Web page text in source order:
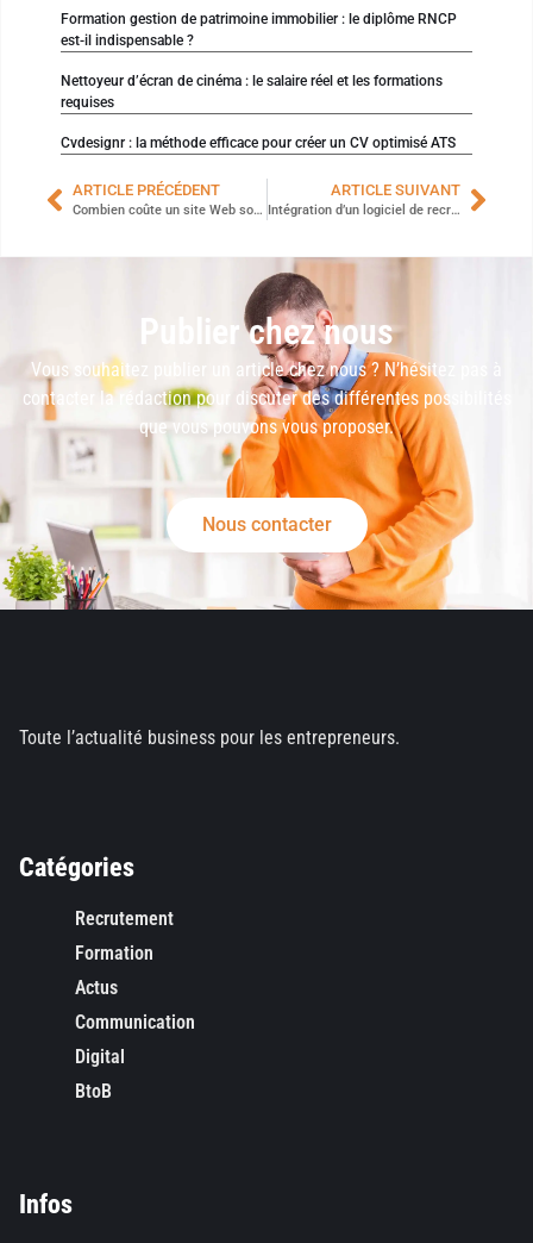
Formation gestion de patrimoine immobilier : le diplôme RNCP
est-il indispensable ?
Nettoyeur d’écran de cinéma : le salaire réel et les formations
requises
Cvdesignr : la méthode efficace pour créer un CV optimisé ATS
ARTICLE PRÉCÉDENT
Combien coûte un site Web sous Webflow ?
ARTICLE SUIVANT
Intégration d’un logiciel de recrutement : les étapes clés pour une mise en place réussie
Publier chez nous
Vous souhaitez publier un article chez nous ? N’hésitez pas à
contacter la rédaction pour discuter des différentes possibilités
que vous pouvons vous proposer.
Nous contacter
Toute l’actualité business pour les entrepreneurs.
Catégories
Recrutement
Formation
Actus
Communication
Digital
BtoB
Infos